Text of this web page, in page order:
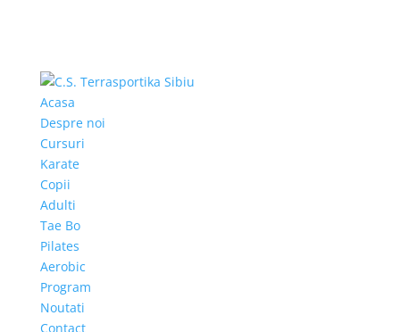
Acasa
Despre noi
Cursuri
Karate
Copii
Adulti
Tae Bo
Pilates
Aerobic
Program
Noutati
Contact